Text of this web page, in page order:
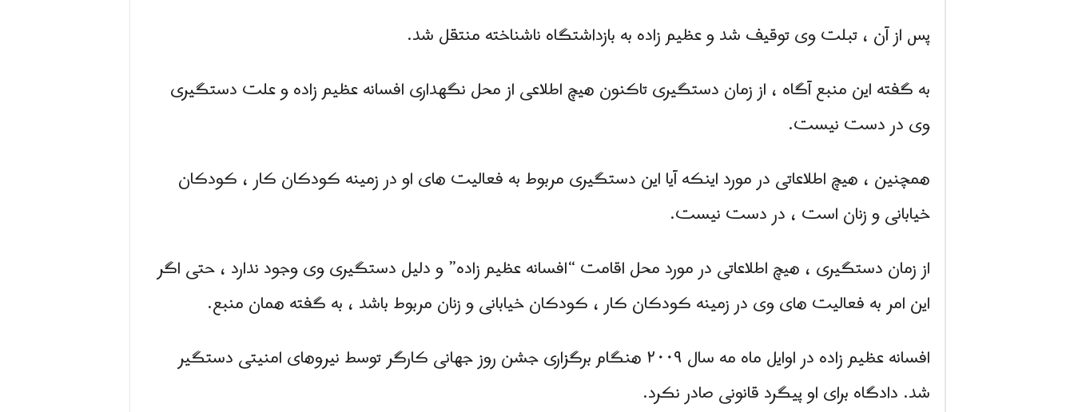
پس از آن ، تبلت وی توقیف شد و عظیم زاده به بازداشتگاه ناشناخته منتقل شد.
به گفته این منبع آگاه ، از زمان دستگیری تاکنون هیچ اطلاعی از محل نگهداری افسانه عظیم زاده و علت دستگیری
وی در دست نیست.
همچنین ، هیچ اطلاعاتی در مورد اینکه آیا این دستگیری مربوط به فعالیت های او در زمینه کودکان کار ، کودکان
خیابانی و زنان است ، در دست نیست.
از زمان دستگیری ، هیچ اطلاعاتی در مورد محل اقامت “افسانه عظیم زاده” و دلیل دستگیری وی وجود ندارد ، حتی اگر
این امر به فعالیت های وی در زمینه کودکان کار ، کودکان خیابانی و زنان مربوط باشد ، به گفته همان منبع.
افسانه عظیم زاده در اوایل ماه مه سال ۲۰۰۹ هنگام برگزاری جشن روز جهانی کارگر توسط نیروهای امنیتی دستگیر
شد. دادگاه برای او پیگرد قانونی صادر نکرد.